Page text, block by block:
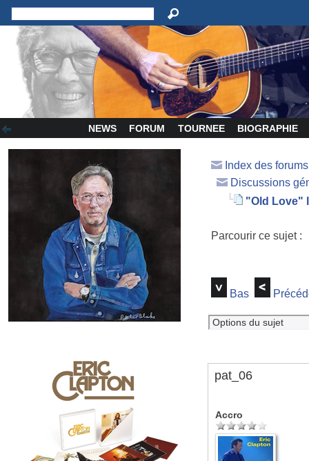
NEWS FORUM TOURNEE BIOGRAPHIE
Index des
Discussions
"Old Love"
Parcourir ce sujet
Bas
pat_06
Accro